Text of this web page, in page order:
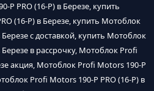
P PRO (16-P) в Березе, купить
(16-P) в Березе, купить Мотоблок
с доставкой, купить Мотоблок
в рассрочку, Мотоблок Profi
акция, Мотоблок Profi Motors 190-P
Profi Motors 190-P PRO (16-P) в